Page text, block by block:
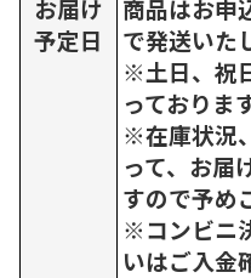
お届け
予定日
商品はお申
で発送いた
※土日、祝
っております
※在庫状況
って、お届
すので予め
※コンビニ
いはご入金